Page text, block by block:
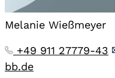
Melanie Wießmeyer
+49 911 27779-43
bb.de